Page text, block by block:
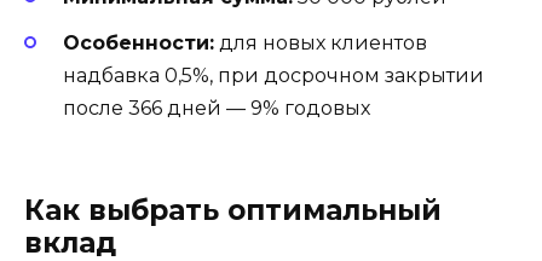
Особенности: для новых клиентов
надбавка 0,5%, при досрочном закрытии
после 366 дней — 9% годовых
Как выбрать оптимальный
вклад